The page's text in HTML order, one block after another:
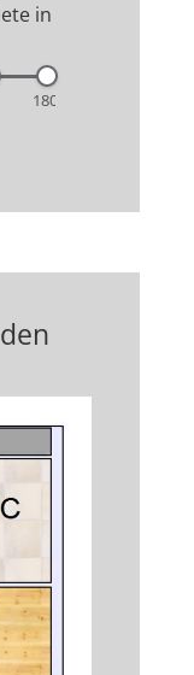
in